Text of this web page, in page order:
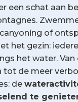
een schat aan
of
het gezin:
het water.
tot de meer
de
te